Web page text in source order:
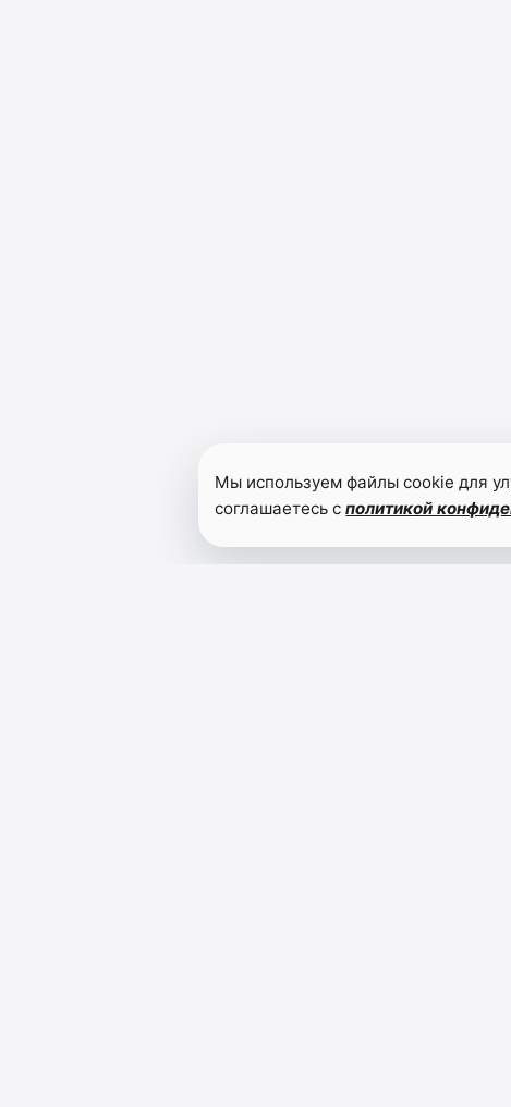
Мы используем файлы cookie для
соглашаетесь сполитикой